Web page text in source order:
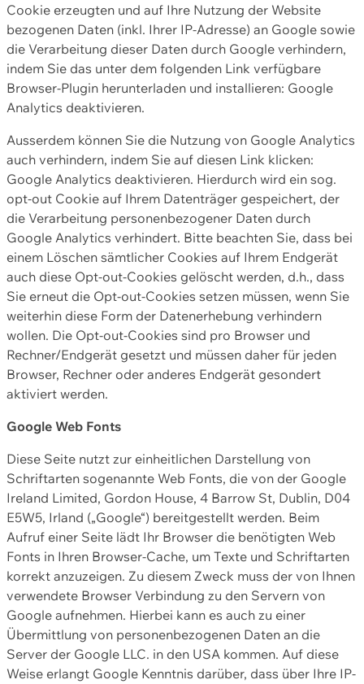
Cookie erzeugten und auf Ihre Nutzung der Website
bezogenen Daten (inkl. Ihrer IP-Adresse) an Google sowie
die Verarbeitung dieser Daten durch Google verhindern,
indem Sie das unter dem folgenden Link verfügbare
Browser-Plugin herunterladen und installieren: Google
Analytics deaktivieren.
Ausserdem können Sie die Nutzung von Google Analytics
auch verhindern, indem Sie auf diesen Link klicken:
Google Analytics deaktivieren. Hierdurch wird ein sog.
opt-out Cookie auf Ihrem Datenträger gespeichert, der
die Verarbeitung personenbezogener Daten durch
Google Analytics verhindert. Bitte beachten Sie, dass bei
einem Löschen sämtlicher Cookies auf Ihrem Endgerät
auch diese Opt-out-Cookies gelöscht werden, d.h., dass
Sie erneut die Opt-out-Cookies setzen müssen, wenn Sie
weiterhin diese Form der Datenerhebung verhindern
wollen. Die Opt-out-Cookies sind pro Browser und
Rechner/Endgerät gesetzt und müssen daher für jeden
Browser, Rechner oder anderes Endgerät gesondert
aktiviert werden.
Google Web Fonts
Diese Seite nutzt zur einheitlichen Darstellung von
Schriftarten sogenannte Web Fonts, die von der Google
Ireland Limited, Gordon House, 4 Barrow St, Dublin, D04
E5W5, Irland („Google“) bereitgestellt werden. Beim
Aufruf einer Seite lädt Ihr Browser die benötigten Web
Fonts in Ihren Browser-Cache, um Texte und Schriftarten
korrekt anzuzeigen. Zu diesem Zweck muss der von Ihnen
verwendete Browser Verbindung zu den Servern von
Google aufnehmen. Hierbei kann es auch zu einer
Übermittlung von personenbezogenen Daten an die
Server der Google LLC. in den USA kommen. Auf diese
Weise erlangt Google Kenntnis darüber, dass über Ihre IP-